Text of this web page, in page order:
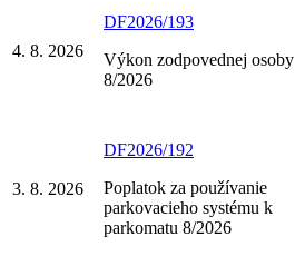
4. 8. 2026
DF2026/193
Výkon zodpovednej osoby
8/2026
3. 8. 2026
DF2026/192
Poplatok za používanie
parkovacieho systému k
parkomatu 8/2026